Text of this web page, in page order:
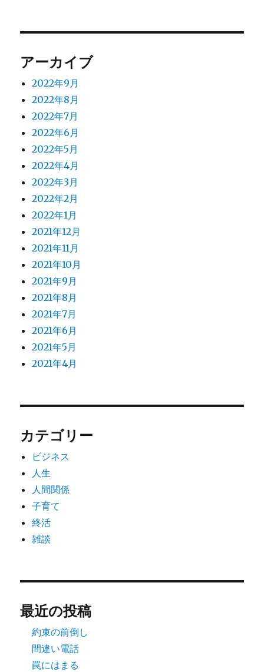
ン
アーカイブ
2022年9月
2022年8月
2022年7月
2022年6月
2022年5月
2022年4月
2022年3月
2022年2月
2022年1月
2021年12月
2021年11月
2021年10月
2021年9月
2021年8月
2021年7月
2021年6月
2021年5月
2021年4月
カテゴリー
ビジネス
人生
人間関係
子育て
終活
雑談
最近の投稿
約束の前倒し
間違い電話
罠にはまる